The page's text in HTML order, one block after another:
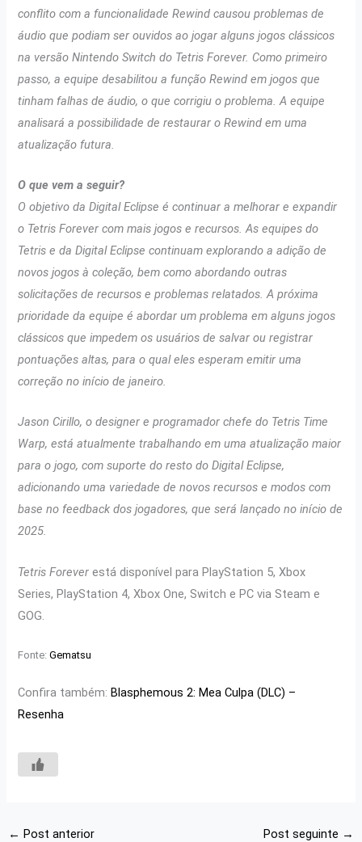
conflito com a funcionalidade Rewind causou problemas de
áudio que podiam ser ouvidos ao jogar alguns jogos clássicos
na versão Nintendo Switch do Tetris Forever. Como primeiro
passo, a equipe desabilitou a função Rewind em jogos que
tinham falhas de áudio, o que corrigiu o problema. A equipe
analisará a possibilidade de restaurar o Rewind em uma
atualização futura.
O que vem a seguir?
O objetivo da Digital Eclipse é continuar a melhorar e expandir
o Tetris Forever com mais jogos e recursos. As equipes do
Tetris e da Digital Eclipse continuam explorando a adição de
novos jogos à coleção, bem como abordando outras
solicitações de recursos e problemas relatados. A próxima
prioridade da equipe é abordar um problema em alguns jogos
clássicos que impedem os usuários de salvar ou registrar
pontuações altas, para o qual eles esperam emitir uma
correção no início de janeiro.
Jason Cirillo, o designer e programador chefe do Tetris Time
Warp, está atualmente trabalhando em uma atualização maior
para o jogo, com suporte do resto do Digital Eclipse,
adicionando uma variedade de novos recursos e modos com
base no feedback dos jogadores, que será lançado no início de
2025.
Tetris Forever está disponível para PlayStation 5, Xbox
Series, PlayStation 4, Xbox One, Switch e PC via Steam e
GOG.
Fonte:Gematsu
Confira também:Blasphemous 2: Mea Culpa (DLC) –
Resenha
← Post anterior Post seguinte →